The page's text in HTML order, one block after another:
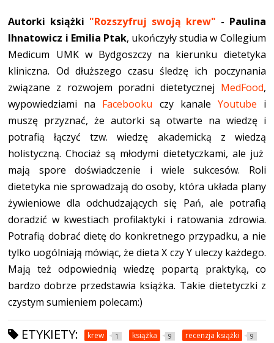
Autorki książki "Rozszyfruj swoją krew" - Paulina
Ihnatowicz i Emilia Ptak, ukończyły studia w Collegium
Medicum UMK w Bydgoszczy na kierunku dietetyka
kliniczna. Od dłuższego czasu śledzę ich poczynania
związane z rozwojem poradni dietetycznej MedFood,
wypowiedziami na Facebooku czy kanale Youtube i
muszę przyznać, że autorki są otwarte na wiedzę i
potrafią łączyć tzw. wiedzę akademicką z wiedzą
holistyczną. Chociaż są młodymi dietetyczkami, ale już
mają spore doświadczenie i wiele sukcesów. Roli
dietetyka nie sprowadzają do osoby, która układa plany
żywieniowe dla odchudzających się Pań, ale potrafią
doradzić w kwestiach profilaktyki i ratowania zdrowia.
Potrafią dobrać dietę do konkretnego przypadku, a nie
tylko uogólniają mówiąc, że dieta X czy Y uleczy każdego.
Mają też odpowiednią wiedzę popartą praktyką, co
bardzo dobrze przedstawia książka. Takie dietetyczki z
czystym sumieniem polecam:)
ETYKIETY: krew 1 książka 9 recenzja książki 9